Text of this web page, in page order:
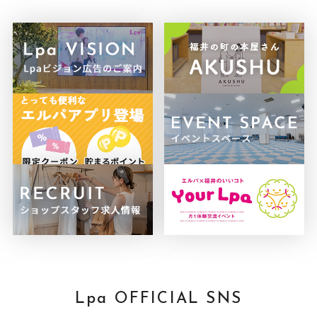
Lpa OFFICIAL SNS